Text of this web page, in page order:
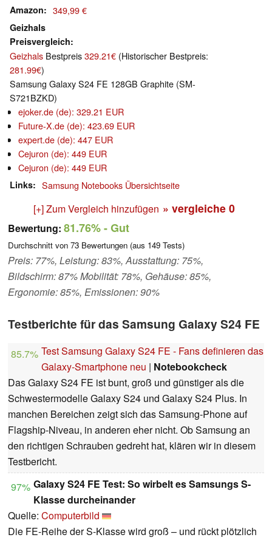
Amazon 349,99 €
Geizhals
Preisvergleich
Geizhals Bestpreis329.21€ (Historischer Bestpreis:
281.99€)
Samsung Galaxy S24 FE 128GB Graphite (SM-
S721BZKD)
ejoker.de (de): 329.21 EUR
Future-X.de (de): 423.69 EUR
expert.de (de): 447 EUR
Cejuron (de): 449 EUR
Cejuron (de): 449 EUR
Links Samsung Notebooks Übersichtseite
[+] Zum Vergleich hinzufügen » vergleiche 0
Bewertung: 81.76%- Gut
Durchschnitt von 73 Bewertungen (aus 149 Tests)
Preis: 77%, Leistung: 83%, Ausstattung: 75%,
Bildschirm: 87% Mobilität: 78%, Gehäuse: 85%,
Ergonomie: 85%, Emissionen: 90%
Testberichte für das Samsung Galaxy S24 FE
85.7% Test Samsung Galaxy S24 FE - Fans definieren das
Galaxy-Smartphone neu | Notebookcheck
Das Galaxy S24 FE ist bunt, groß und günstiger als die
Schwestermodelle Galaxy S24 und Galaxy S24 Plus. In
manchen Bereichen zeigt sich das Samsung-Phone auf
Flagship-Niveau, in anderen eher nicht. Ob Samsung an
den richtigen Schrauben gedreht hat, klären wir in diesem
Testbericht.
97% Galaxy S24 FE Test: So wirbelt es Samsungs S-
Klasse durcheinander
Quelle: Computerbild
Die FE-Reihe der S-Klasse wird groß – und rückt plötzlich